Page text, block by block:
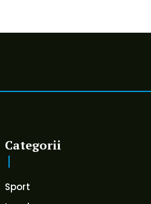
Categorii
Sport